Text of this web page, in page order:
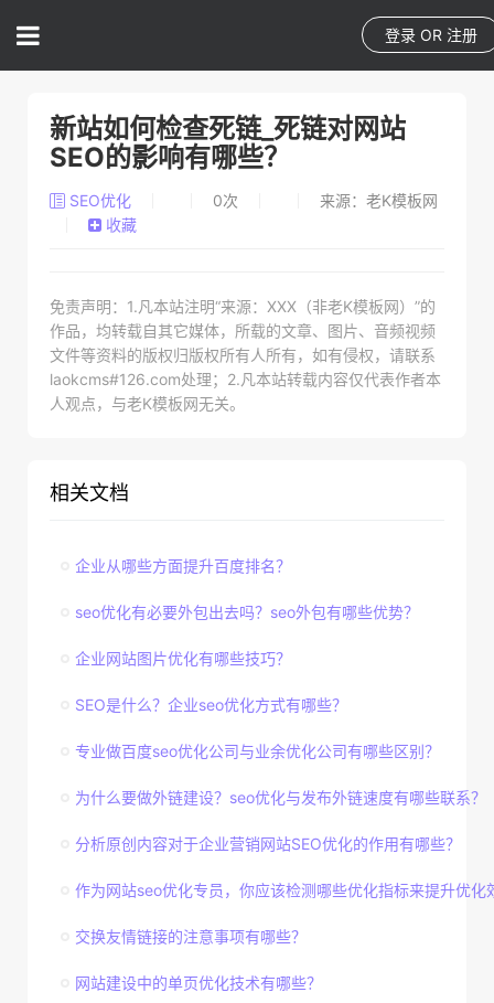
登录 OR 注册
新站如何检查死链_死链对网站
SEO的影响有哪些？
SEO优化 0次
来源：老K模板网
收藏
免责声明：1.凡本站注明“来源：XXX（非老K模板网）”的
作品，均转载自其它媒体，所载的文章、图片、音频视频
文件等资料的版权归版权所有人所有，如有侵权，请联系
laokcms#126.com处理；2.凡本站转载内容仅代表作者本
人观点，与老K模板网无关。
相关文档
企业从哪些方面提升百度排名？
seo优化有必要外包出去吗？seo外包有哪些优势？
企业网站图片优化有哪些技巧？
SEO是什么？企业seo优化方式有哪些？
专业做百度seo优化公司与业余优化公司有哪些区别？
为什么要做外链建设？seo优化与发布外链速度有哪些联系？
分析原创内容对于企业营销网站SEO优化的作用有哪些？
作为网站seo优化专员，你应该检测哪些优化指标来提升优化
交换友情链接的注意事项有哪些？
网站建设中的单页优化技术有哪些？